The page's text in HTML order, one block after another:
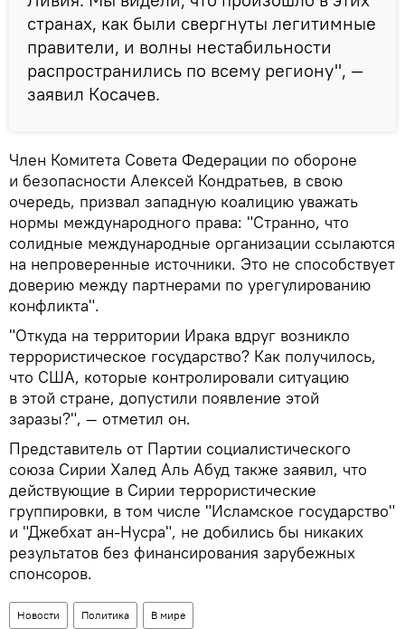
странах, как были свергнуты легитимные
правители, и волны нестабильности
распространились по всему региону", —
заявил Косачев.
Член Комитета Совета Федерации по обороне
и безопасности Алексей Кондратьев, в свою
очередь, призвал западную коалицию уважать
нормы международного права: "Странно, что
солидные международные организации ссылаются
на непроверенные источники. Это не способствует
доверию между партнерами по урегулированию
конфликта".
"Откуда на территории Ирака вдруг возникло
террористическое государство? Как получилось,
что США, которые контролировали ситуацию
в этой стране, допустили появление этой
заразы?", — отметил он.
Представитель от Партии социалистического
союза Сирии Халед Аль Абуд также заявил, что
действующие в Сирии террористические
группировки, в том числе "Исламское государство"
и "Джебхат ан-Нусра", не добились бы никаких
результатов без финансирования зарубежных
спонсоров.
Новости Политика В мире